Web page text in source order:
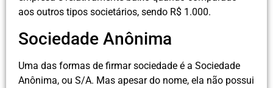
aos outros tipos societários, sendo R$ 1.000.
Sociedade Anônima
Uma das formas de firmar sociedade é a Sociedade
Anônima, ou S/A. Mas apesar do nome, ela não possui